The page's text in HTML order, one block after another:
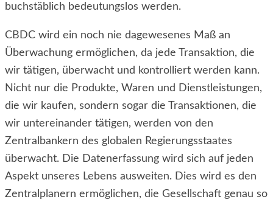
buchstäblich bedeutungslos werden.
CBDC wird ein noch nie dagewesenes Maß an
Überwachung ermöglichen, da jede Transaktion, die
wir tätigen, überwacht und kontrolliert werden kann.
Nicht nur die Produkte, Waren und Dienstleistungen,
die wir kaufen, sondern sogar die Transaktionen, die
wir untereinander tätigen, werden von den
Zentralbankern des globalen Regierungsstaates
überwacht. Die Datenerfassung wird sich auf jeden
Aspekt unseres Lebens ausweiten. Dies wird es den
Zentralplanern ermöglichen, die Gesellschaft genau so